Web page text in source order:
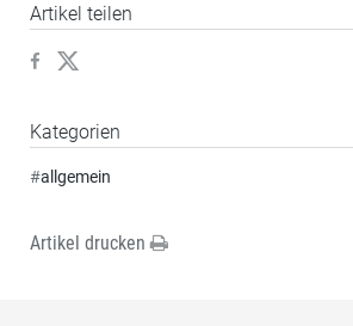
Artikel teilen
Kategorien
#allgemein
Artikel drucken